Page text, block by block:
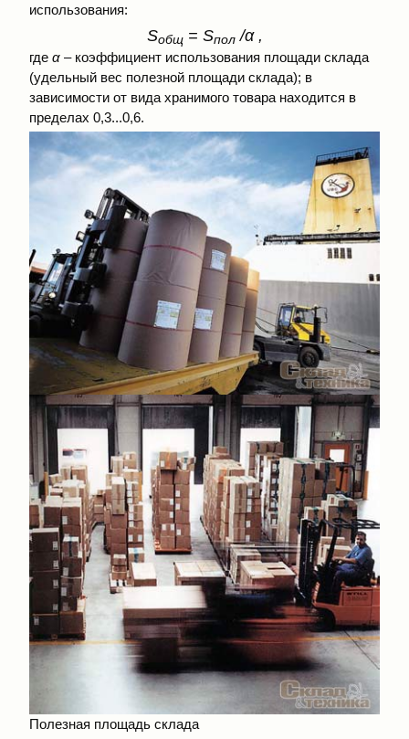
использования:
Sобщ= Sпол/α ,
где α – коэффициент использования площади склада
(удельный вес полезной площади склада); в
зависимости от вида хранимого товара находится в
пределах 0,3...0,6.
Полезная площадь склада